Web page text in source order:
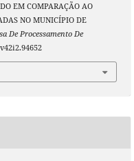
EM COMPARAÇÃO AO
NO MUNICÍPIO DE
De Processamento De